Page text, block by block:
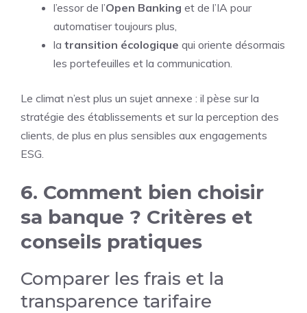
l’essor de l’Open Banking et de l’IA pour
automatiser toujours plus,
la transition écologique qui oriente désormais
les portefeuilles et la communication.
Le climat n’est plus un sujet annexe : il pèse sur la
stratégie des établissements et sur la perception des
clients, de plus en plus sensibles aux engagements
ESG.
6. Comment bien choisir
sa banque ? Critères et
conseils pratiques
Comparer les frais et la
transparence tarifaire